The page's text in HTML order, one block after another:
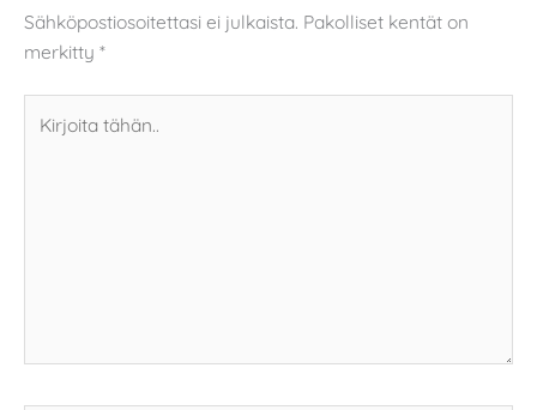
Sähköpostiosoitettasi ei julkaista. Pakolliset kentät on
merkitty *
tähän..